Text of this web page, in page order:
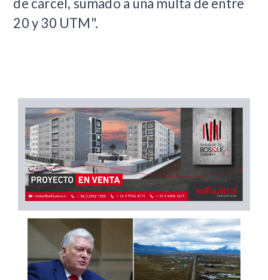
de cárcel, sumado a una multa de entre
20 y 30 UTM".